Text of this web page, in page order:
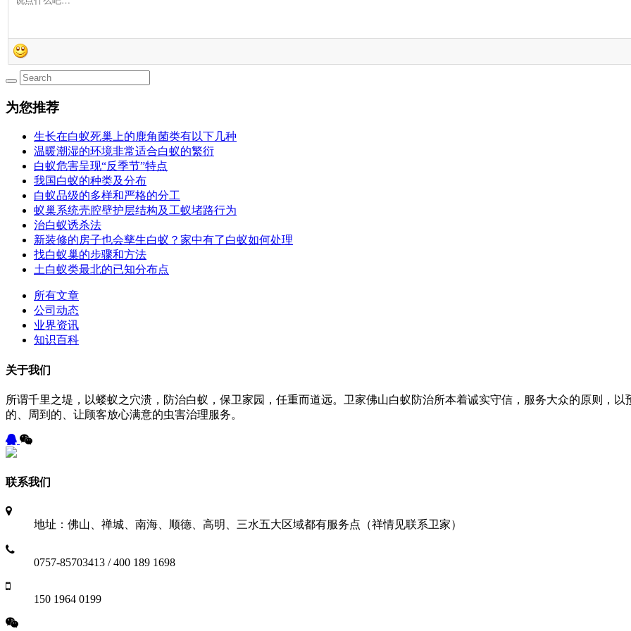
为您推荐
生长在白蚁死巢上的鹿角菌类有以下几种
温暖潮湿的环境非常适合白蚁的繁衍
白蚁危害呈现“反季节”特点
我国白蚁的种类及分布
白蚁品级的多样和严格的分工
蚁巢系统壳腔壁护层结构及工蚁堵路行为
治白蚁诱杀法
新装修的房子也会孳生白蚁？家中有了白蚁如何处理
找白蚁巢的步骤和方法
土白蚁类最北的已知分布点
所有文章
公司动态
业界资讯
知识百科
关于我们
所谓千里之堤，以蝼蚁之穴溃，防治白蚁，保卫家园，任重而道远。卫家佛山白蚁防治所本着诚实守信，服务大众的原则，
的、周到的、让顾客放心满意的虫害治理服务。
联系我们
地址：佛山、禅城、南海、顺德、高明、三水五大区域都有服务点（祥情见联系卫家）
0757-85703413 / 400 189 1698
150 1964 0199